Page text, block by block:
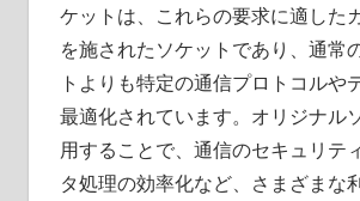
ケットは、これらの要求に適した
を施されたソケットであり、通常
トよりも特定の通信プロトコルや
最適化されています。オリジナル
用することで、通信のセキュリテ
タ処理の効率化など、さまざまな